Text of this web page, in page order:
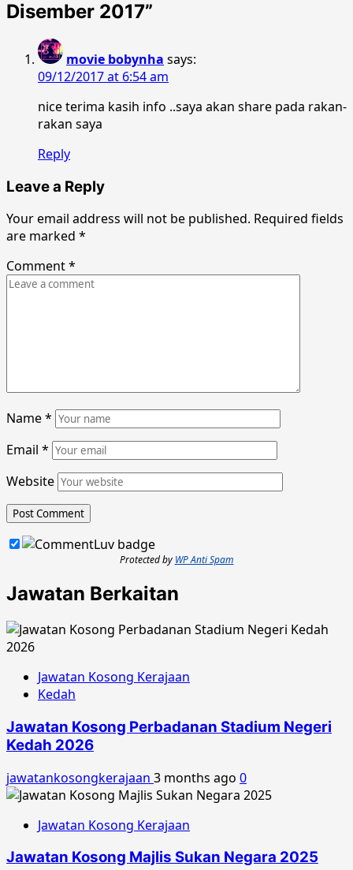
Disember 2017”
movie bobynha says:
09/12/2017 at 6:54 am
nice terima kasih info ..saya akan share pada rakan-
rakan saya
Reply
Leave a Reply
Your email address will not be published. Required fields
are marked *
Comment*
Name*
Email *
Website
Protected by WP Anti Spam
Jawatan Berkaitan
Jawatan Kosong Kerajaan
Kedah
Jawatan Kosong Perbadanan Stadium Negeri
Kedah 2026
jawatankosongkerajaan 3 months ago 0
Jawatan Kosong Kerajaan
Jawatan Kosong Majlis Sukan Negara 2025